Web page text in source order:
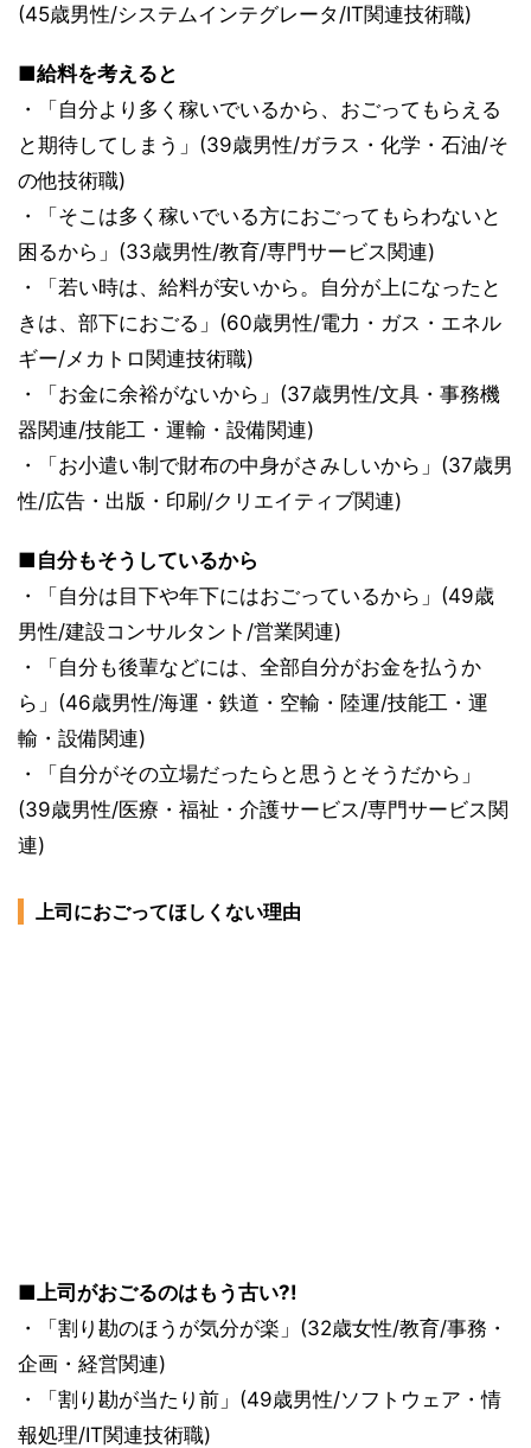
(45歳男性/システムインテグレータ/IT関連技術職)
■給料を考えると
・「自分より多く稼いでいるから、おごってもらえる
と期待してしまう」(39歳男性/ガラス・化学・石油/そ
の他技術職)
・「そこは多く稼いでいる方におごってもらわないと
困るから」(33歳男性/教育/専門サービス関連)
・「若い時は、給料が安いから。自分が上になったと
きは、部下におごる」(60歳男性/電力・ガス・エネル
ギー/メカトロ関連技術職)
・「お金に余裕がないから」(37歳男性/文具・事務機
器関連/技能工・運輸・設備関連)
・「お小遣い制で財布の中身がさみしいから」(37歳男
性/広告・出版・印刷/クリエイティブ関連)
■自分もそうしているから
・「自分は目下や年下にはおごっているから」(49歳
男性/建設コンサルタント/営業関連)
・「自分も後輩などには、全部自分がお金を払うか
ら」(46歳男性/海運・鉄道・空輸・陸運/技能工・運
輸・設備関連)
・「自分がその立場だったらと思うとそうだから」
(39歳男性/医療・福祉・介護サービス/専門サービス関
連)
上司におごってほしくない理由
■上司がおごるのはもう古い?!
・「割り勘のほうが気分が楽」(32歳女性/教育/事務・
企画・経営関連)
・「割り勘が当たり前」(49歳男性/ソフトウェア・情
報処理/IT関連技術職)